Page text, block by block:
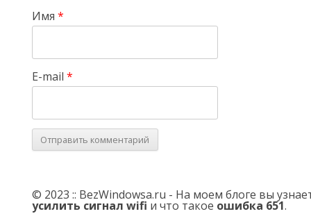
Имя *
E-mail *
© 2023 :: BezWindowsa.ru - На моем блоге вы
усилить сигнал wifi и что такое ошибка 651.